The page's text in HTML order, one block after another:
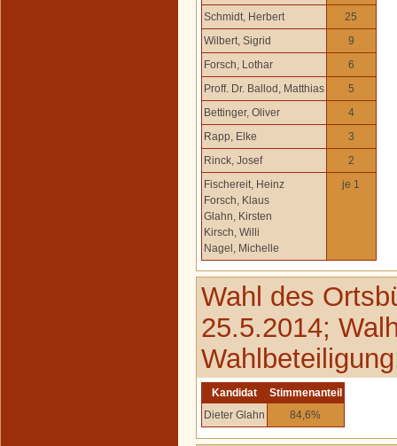
Schmidt, Herbert
25
Wilbert, Sigrid
9
Forsch, Lothar
6
Proff. Dr. Ballod, Matthias
5
Bettinger, Oliver
4
Rapp, Elke
3
Rinck, Josef
2
Fischereit, Heinz
Forsch, Klaus
Glahn, Kirsten
Kirsch, Willi
Nagel, Michelle
je 1
Wahl des
25.5.2014;
Kandidat
Stimmenanteil
Dieter Glahn
84,6%